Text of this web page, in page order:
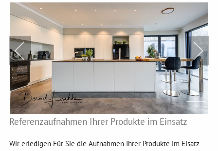
Referenzaufnahmen Ihrer Produkte im Einsatz
Wir erledigen Für Sie die Aufnahmen Ihrer Produkte im Eisatz